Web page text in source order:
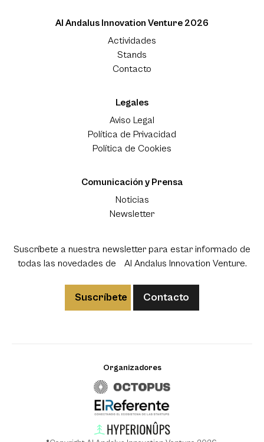
Al Andalus Innovation Venture 2026
Actividades
Stands
Contacto
Legales
Aviso Legal
Política de Privacidad
Política de Cookies
Comunicación y Prensa
Noticias
Newsletter
Suscríbete a nuestra newsletter para estar informado de
todas las novedades de Al Andalus Innovation Venture.
Suscríbete Contacto
Organizadores